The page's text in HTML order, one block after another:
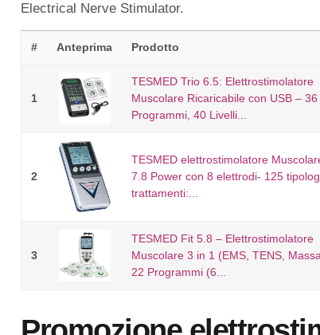
Electrical Nerve Stimulator.
# Anteprima Prodotto
1
TESMED Trio 6.5: Elettrostimolatore
Muscolare Ricaricabile con USB – 36
Programmi, 40 Livelli...
2
TESMED elettrostimolatore
7.8 Power con 8 elettrodi- 125
trattamenti:...
3
TESMED Fit 5.8 – Elettrostimolatore
Muscolare 3 in 1 (EMS, TENS,
22 Programmi (6...